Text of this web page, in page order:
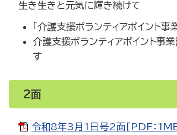
生き生きと元気に輝き続けて
「介護支援ボランティアポイント事
介護支援ボランティアポイント事
す
2面
令和8年3月1日号2面[PDF：